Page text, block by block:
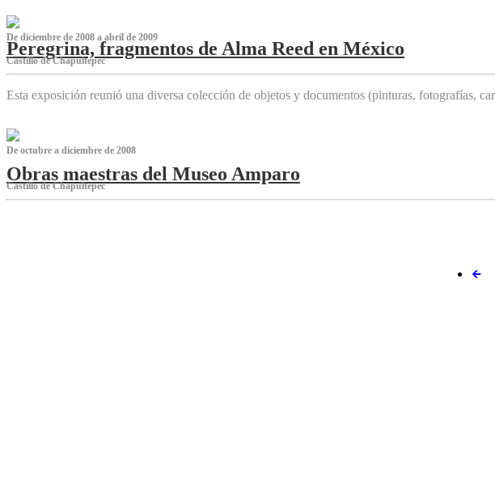
De diciembre de 2008 a abril de 2009
Peregrina, fragmentos de Alma Reed en México
Castillo de Chapultepec
Esta exposición reunió una diversa colección de objetos y documentos (pinturas, fotografías,
De octubre a diciembre de 2008
Obras maestras del Museo Amparo
Castillo de Chapultepec